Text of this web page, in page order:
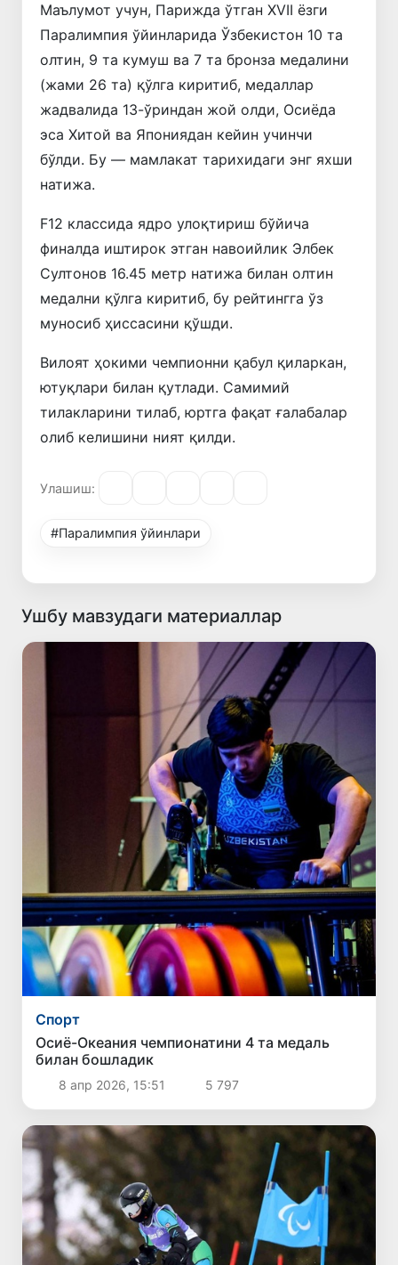
Маълумот учун, Парижда ўтган XVII ёзги
Паралимпия ўйинларида Ўзбекистон 10 та
олтин, 9 та кумуш ва 7 та бронза медалини
(жами 26 та) қўлга киритиб, медаллар
жадвалида 13-ўриндан жой олди, Осиёда
эса Хитой ва Япониядан кейин учинчи
бўлди. Бу — мамлакат тарихидаги энг яхши
натижа.
F12 классида ядро улоқтириш бўйича
финалда иштирок этган навоийлик Элбек
Султонов 16.45 метр натижа билан олтин
медални қўлга киритиб, бу рейтингга ўз
муносиб ҳиссасини қўшди.
Вилоят ҳокими чемпионни қабул қиларкан,
ютуқлари билан қутлади. Самимий
тилакларини тилаб, юртга фақат ғалабалар
олиб келишини ният қилди.
Улашиш:
#Паралимпия ўйинлари
Ушбу мавзудаги материаллар
Спорт
Осиё-Океания чемпионатини 4 та медаль
билан бошладик
8 апр 2026, 15:51 5 797